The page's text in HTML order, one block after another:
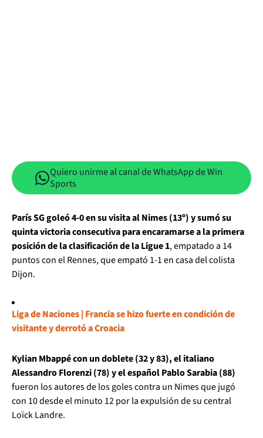
Quiero unirme al canal de WhatsApp de Win
Sports
París SG goleó 4-0 en su visita al Nimes (13º) y sumó su
quinta victoria consecutiva para encaramarse a la primera
posición de la clasificación de la Ligue 1, empatado a 14
puntos con el Rennes, que empató 1-1 en casa del colista
Dijon.
Liga de Naciones | Francia se hizo fuerte en condición de
visitante y derrotó a Croacia
Kylian Mbappé con un doblete (32 y 83), el italiano
Alessandro Florenzi (78) y el español Pablo Sarabia (88)
fueron los autores de los goles contra un Nimes que jugó
con 10 desde el minuto 12 por la expulsión de su central
Loïck Landre.